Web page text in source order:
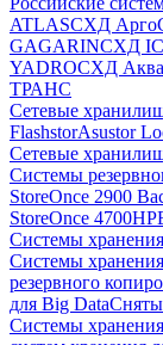
ATLASСХД Aрго
GAGARINСХД
YADROСХД
ТРАНС
Сетевые
FlashstorAsustor
Сетевые
Системы
StoreOnce 2900
StoreOnce 4700
Системы
Системы
резервного
для Big Data
Системы